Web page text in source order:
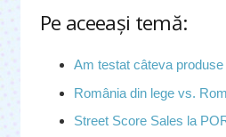
Pe aceeaşi temă:
Am testat câteva
România din lege vs.
Street Score Sales la